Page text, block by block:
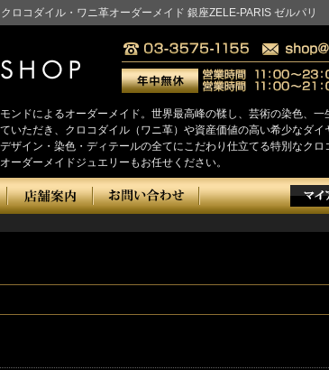
クロコダイル・ワニ革オーダーメイド 銀座ZELE-PARIS ゼルパリ
ンドによるオーダーメイド。世界最高峰の鞣し、芸術の染色、一
いただき、クロコダイル（ワニ革）や資産価値の高い希少なダ
ザイン・染色・ディテールの全てにこだわり仕立てる特別なク
ーダーメイドジュエリーもお任せください。